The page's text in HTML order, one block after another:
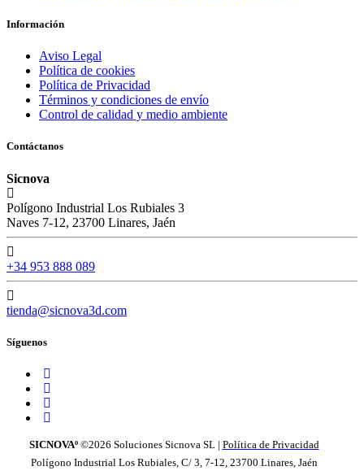
Información
Aviso Legal
Política de cookies
Política de Privacidad
Términos y condiciones de envío
Control de calidad y medio ambiente
Contáctanos
Sicnova
Polígono Industrial Los Rubiales 3
Naves 7-12, 23700 Linares, Jaén
+34 953 888 089
tienda@sicnova3d.com
Síguenos
SICNOVAº©2026 Soluciones Sicnova SL | Política de Privacidad
Polígono Industrial Los Rubiales, C/ 3, 7-12, 23700 Linares, Jaén